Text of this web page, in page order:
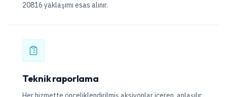
20816 yaklaşımı esas alınır.
Teknik raporlama